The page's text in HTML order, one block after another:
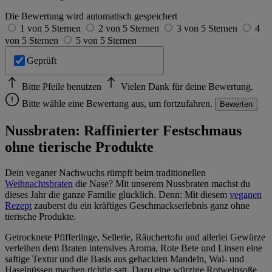
Die Bewertung wird automatisch gespeichert
1 von 5 Sternen
2 von 5 Sternen 3 von 5 Sternen
4
von 5 Sternen
5 von 5 Sternen
Geprüft
Bitte Pfeile benutzen
Vielen Dank für deine Bewertung.
Bitte wähle eine Bewertung aus, um fortzufahren.
Bewerten
Nussbraten: Raffinierter Festschmaus
ohne tierische Produkte
Dein veganer Nachwuchs rümpft beim traditionellen
Weihnachtsbraten die Nase? Mit unserem Nussbraten machst du
dieses Jahr die ganze Familie glücklich. Denn: Mit diesem veganen
Rezept zauberst du ein kräftiges Geschmackserlebnis ganz ohne
tierische Produkte.
Getrocknete Pfifferlinge, Sellerie, Räuchertofu und allerlei Gewürze
verleihen dem Braten intensives Aroma, Rote Bete und Linsen eine
saftige Textur und die Basis aus gehackten Mandeln, Wal- und
Haselnüssen machen richtig satt. Dazu eine würzige Rotweinsoße